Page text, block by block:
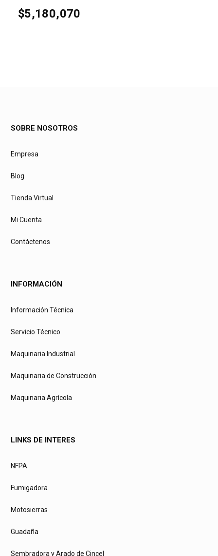
$5,180,070
SOBRE NOSOTROS
Empresa
Blog
Tienda Virtual
Mi Cuenta
Contáctenos
INFORMACIÓN
Información Técnica
Servicio Técnico
Maquinaria Industrial
Maquinaria de Construcción
Maquinaria Agrícola
LINKS DE INTERES
NFPA
Fumigadora
Motosierras
Guadaña
Sembradora y Arado de Cincel